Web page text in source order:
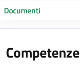
Documenti
Competenze